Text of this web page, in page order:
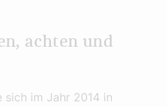
achten und
sich im Jahr 2014 in